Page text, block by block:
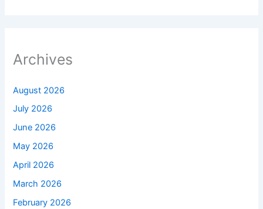
Archives
August 2026
July 2026
June 2026
May 2026
April 2026
March 2026
February 2026